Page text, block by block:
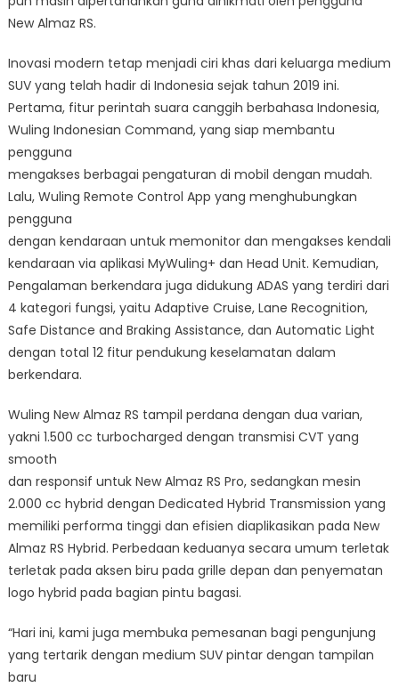
New Almaz RS.
Inovasi modern tetap menjadi ciri khas dari keluarga medium
SUV yang telah hadir di Indonesia sejak tahun 2019 ini.
Pertama, fitur perintah suara canggih berbahasa Indonesia,
Wuling Indonesian Command, yang siap membantu
pengguna
mengakses berbagai pengaturan di mobil dengan mudah.
Lalu, Wuling Remote Control App yang menghubungkan
pengguna
dengan kendaraan untuk memonitor dan mengakses kendali
kendaraan via aplikasi MyWuling+ dan Head Unit. Kemudian,
Pengalaman berkendara juga didukung ADAS yang terdiri dari
4 kategori fungsi, yaitu Adaptive Cruise, Lane Recognition,
Safe Distance and Braking Assistance, dan Automatic Light
dengan total 12 fitur pendukung keselamatan dalam
berkendara.
Wuling New Almaz RS tampil perdana dengan dua varian,
yakni 1.500 cc turbocharged dengan transmisi CVT yang
smooth
dan responsif untuk New Almaz RS Pro, sedangkan mesin
2.000 cc hybrid dengan Dedicated Hybrid Transmission yang
memiliki performa tinggi dan efisien diaplikasikan pada New
Almaz RS Hybrid. Perbedaan keduanya secara umum terletak
terletak pada aksen biru pada grille depan dan penyematan
logo hybrid pada bagian pintu bagasi.
“Hari ini, kami juga membuka pemesanan bagi pengunjung
yang tertarik dengan medium SUV pintar dengan tampilan
baru